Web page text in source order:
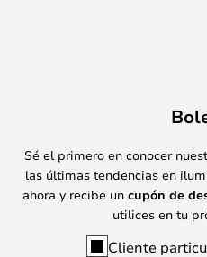
Sé el primero en conocer
las últimas tendencias en
ahora y recibe un cupón de
utilices en tu
Cliente